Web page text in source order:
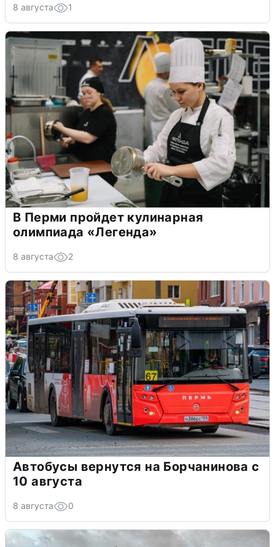
8 августа 1
В Перми пройдет кулинарная
олимпиада «Легенда»
8 августа 2
Автобусы вернутся на Борчанинова с
10 августа
8 августа 0